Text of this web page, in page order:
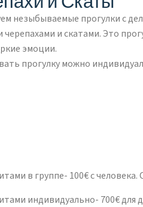
незыбываемые прогулки с
черепахами и скатами. Это
эмоции.
прогулку можно
в группе- 100€ с человека.
индивидуально- 700€ для